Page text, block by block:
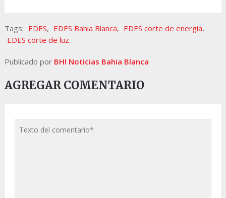
Tags: EDES, EDES Bahia Blanca, EDES corte de energia,
EDES corte de luz
Publicado por BHI Noticias Bahia Blanca
AGREGAR COMENTARIO